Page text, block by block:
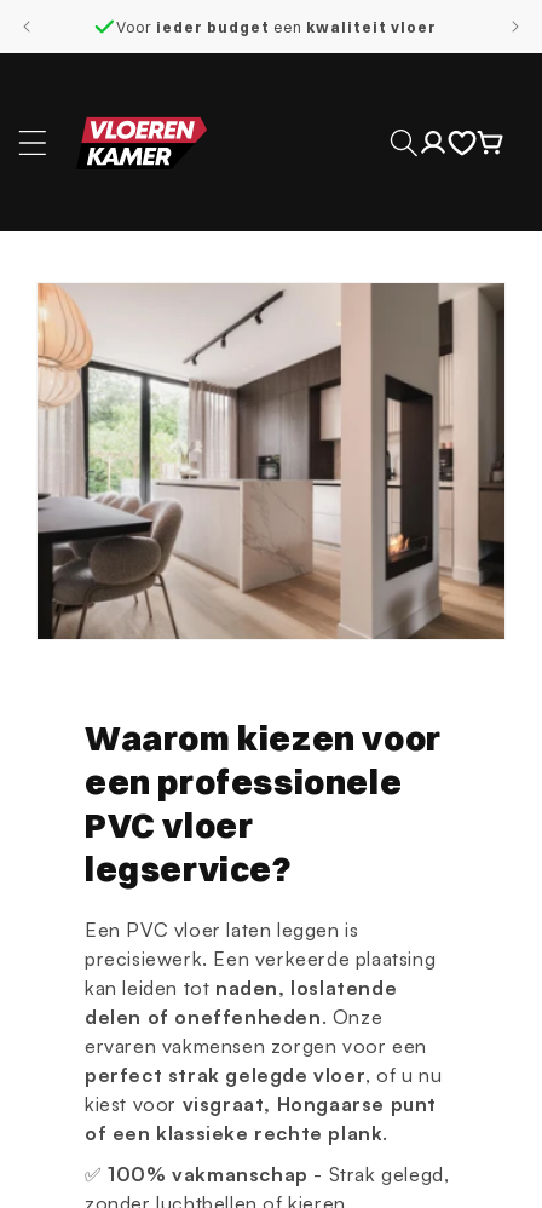
naar de
Voor ieder budget een kwaliteit vloer
Inloggen
Waarom kiezen voor
een professionele
PVC vloer
legservice?
Een PVC vloer laten leggen is
precisiewerk. Een verkeerde plaatsing
kan leiden tot naden, loslatende
delen of oneffenheden. Onze
ervaren vakmensen zorgen voor een
perfect strak gelegde vloer, of u nu
kiest voor visgraat, Hongaarse punt
of een klassieke rechte plank.
✅100% vakmanschap - Strak gelegd,